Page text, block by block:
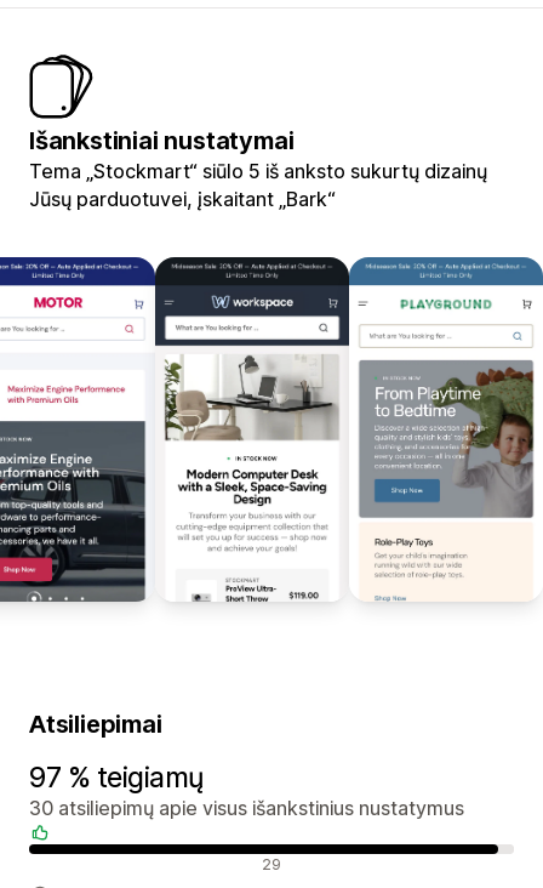
Išankstiniai nustatymai
Tema „Stockmart“ siūlo 5 iš anksto sukurtų dizainų
Jūsų parduotuvei, įskaitant „Bark“
Atsiliepimai
97 % teigiamų
30 atsiliepimų apie visus išankstinius nustatymus
29